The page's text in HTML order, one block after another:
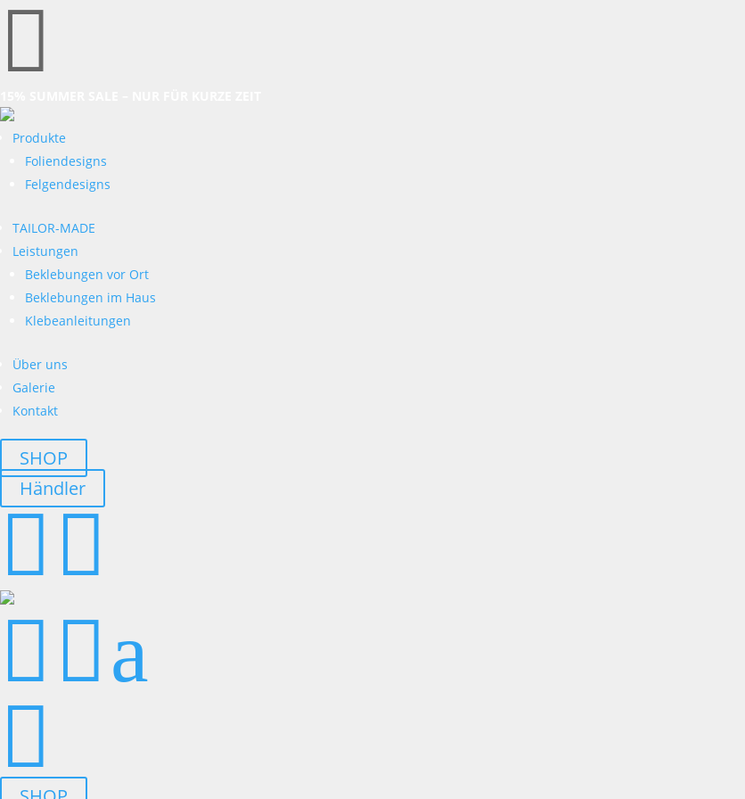

Produkte
Foliendesigns
Felgendesigns
TAILOR-MADE
Leistungen
Beklebungen vor Ort
Beklebungen im Haus
Klebeanleitungen
Über uns
Galerie
Kontakt
SHOP
Händler
 
 a
